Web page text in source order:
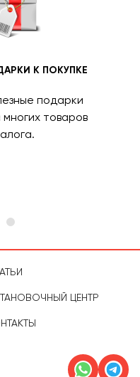
К ПОКУПКЕ
подарки
многих товаров
ЦЕНТР